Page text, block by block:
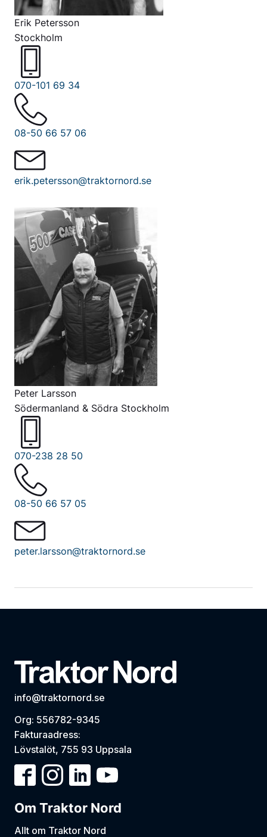
Erik Petersson
Stockholm
070-101 69 34
08-50 66 57 06
erik.petersson@traktornord.se
Peter Larsson
Södermanland & Södra Stockholm
070-238 28 50
08-50 66 57 05
peter.larsson@traktornord.se
info@traktornord.se
Org: 556782-9345
Fakturaadress:
Lövstalöt, 755 93 Uppsala
Om Traktor Nord
Allt om Traktor Nord